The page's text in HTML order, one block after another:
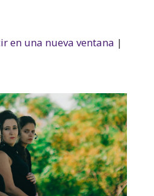
en una nueva ventana |